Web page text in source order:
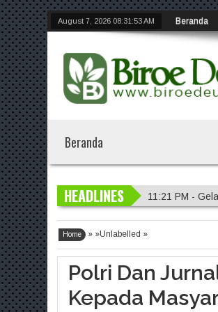
August 7, 2026 08:31:54 AM Beranda
Beranda
HEADLINES
11:21 PM -
11:18 PM -
7:14 PM -
11:23 PM -
Home » »Unlabelled »
Polri Dan
Kepada